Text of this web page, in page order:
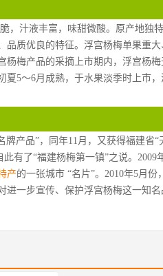
，汁液丰富，味甜微酸。原产地独
品质优良的特征。浮宫杨梅单果重
梅产品的采摘上市期内，浮宫杨梅
5～6月成熟，于水果淡季时上市
产品”，同年11月，又获得福建省“
有了“福建杨梅第一镇”之说。2009
产的一张城市 “名片”。2010年5月份
一步宣传、保护浮宫杨梅这一知